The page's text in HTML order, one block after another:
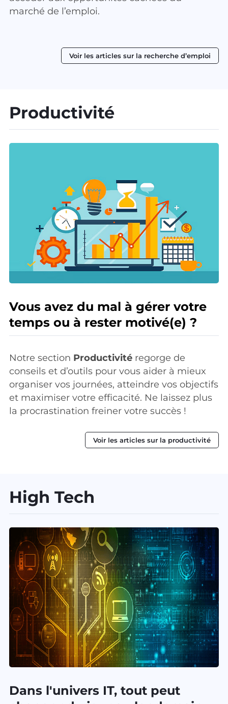
marché de l’emploi.
Voir les articles sur la recherche d’emploi
Productivité
Vous avez du mal à gérer votre
temps ou à rester motivé(e) ?
Notre section Productivité regorge de
conseils et d’outils pour vous aider à mieux
organiser vos journées, atteindre vos objectifs
et maximiser votre efficacité. Ne laissez plus
la procrastination freiner votre succès !
Voir les articles sur la productivité
High Tech
Dans l'univers IT, tout peut